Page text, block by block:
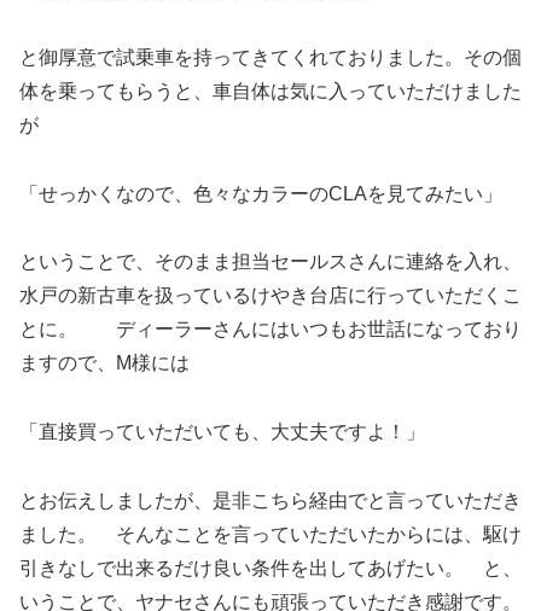
と御厚意で試乗車を持ってきてくれておりました。その個
体を乗ってもらうと、車自体は気に入っていただけました
が
「せっかくなので、色々なカラーのCLAを見てみたい」
ということで、そのまま担当セールスさんに連絡を入れ、
水戸の新古車を扱っているけやき台店に行っていただくこ
とに。 ディーラーさんにはいつもお世話になっており
ますので、M様には
「直接買っていただいても、大丈夫ですよ！」
とお伝えしましたが、是非こちら経由でと言っていただき
ました。 そんなことを言っていただいたからには、駆け
引きなしで出来るだけ良い条件を出してあげたい。 と、
いうことで、ヤナセさんにも頑張っていただき感謝です。